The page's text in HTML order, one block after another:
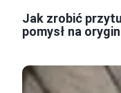
Jak zrobić
pomysł na